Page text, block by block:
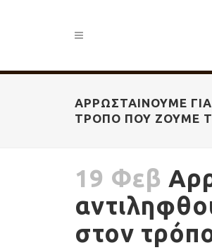
ΑΡΡΩΣΤΑΊΝΟΥΜΕ
ΤΡΌΠΟ ΠΟΥ ΖΟΎΜΕ
19 Φεβ
στον